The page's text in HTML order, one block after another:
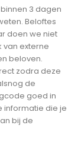
3 dagen
Beloftes
doen we niet
van externe
beloven.
zodra deze
de
goed in
informatie die je
bij de